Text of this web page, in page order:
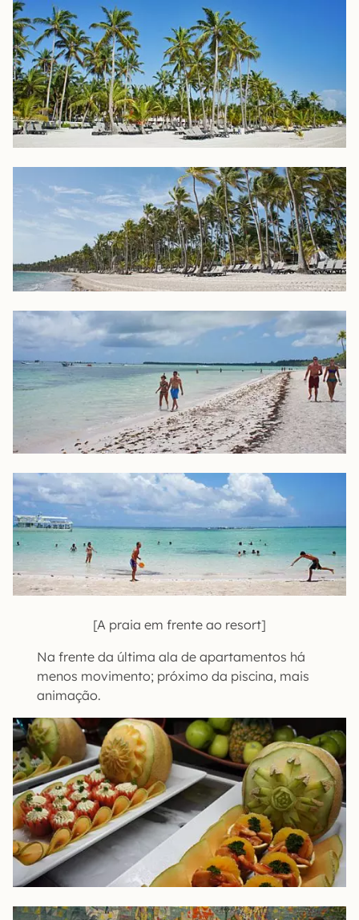
[A praia em frente ao resort]
Na frente da última ala de apartamentos há
menos movimento; próximo da piscina, mais
animação.